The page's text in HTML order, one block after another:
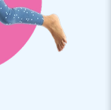
tot Softplay
springkussens
Met het door ons
je een veilige
fantasie en energie